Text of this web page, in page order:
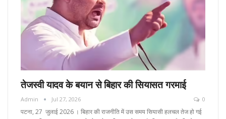
तेजस्वी यादव के बयान से बिहार की सियासत गरमाई
Admin Jul 27, 2026 0
पटना, 27 जुलाई 2026 । बिहार की राजनीति में उस समय सियासी हलचल तेज हो गई